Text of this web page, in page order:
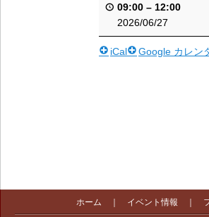
09:00 – 12:00
2026/06/27
iCal Google カレン
ホーム イベント情報